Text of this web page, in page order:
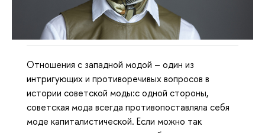
Отношения с западной модой – один из
интригующих и противоречивых вопросов в
истории советской моды:с одной стороны,
советская мода всегда противопоставляла себя
моде капиталистической. Если можно так